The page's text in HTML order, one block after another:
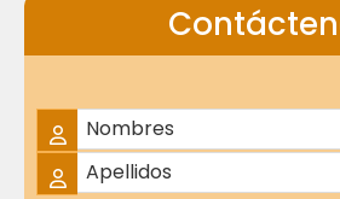
Nombre Completo
Nombres